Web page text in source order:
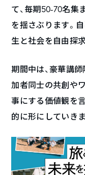
て、毎期50-70名集
を揺さぶります。
生と社会を自由探
期間中は、豪華講
加者同士の共創や
事にする価値観を
的に形にしていきま